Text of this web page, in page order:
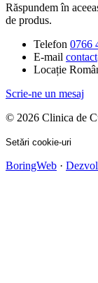
Răspundem în
de produs.
Telefon 0766
E-mail
Locație
Scrie-ne un mesaj
© 2026 Clinica de
Setări cookie-uri
BoringWeb ·